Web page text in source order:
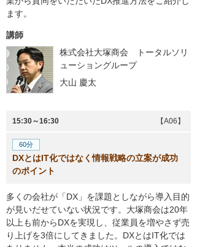
ます。
講師
株式会社大塚商会 トータルソリ
ューショングループ
大山 慶太
15:30～16:30 【A06】
60分
DXとはIT化ではなく情報戦略の立案が成功
のポイント
多くの会社が「DX」を課題としながら導入目的
が見いだせていない状況です。大塚商会は20年
以上も前からDXを実現し、従業員を増やさず売
り上げを3倍にしてきました。DXとはIT化では